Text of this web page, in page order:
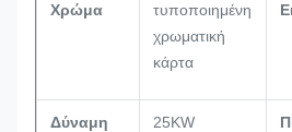
Χρώμα
τυποποιημένη
χρωματική
κάρτα
Δύναμη 25KW